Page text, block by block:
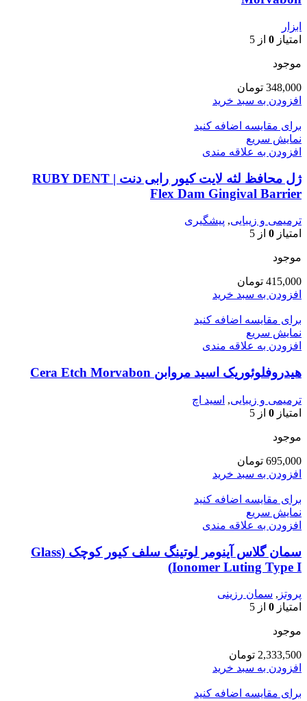
ابزار
امتیاز 0 از 5
موجود
348,000 تومان
افزودن به سبد خرید
برای مقایسه اضافه کنید
نمایش سریع
افزودن به علاقه مندی
ژل محافظ لثه لایت کیور رابی دنت | RUBY DENT
Flex Dam Gingival Barrier
ترمیمی و زیبایی, پیشگیری
امتیاز 0 از 5
موجود
415,000 تومان
افزودن به سبد خرید
برای مقایسه اضافه کنید
نمایش سریع
افزودن به علاقه مندی
هیدروفلوئوریک اسید مروابن Cera Etch Morvabon
ترمیمی و زیبایی, اسید اچ
امتیاز 0 از 5
موجود
695,000 تومان
افزودن به سبد خرید
برای مقایسه اضافه کنید
نمایش سریع
افزودن به علاقه مندی
سمان گلاس آینومر لوتینگ سلف کیور کوچک (Glass
Ionomer Luting Type I)
پروتز , سمان رزینی
امتیاز 0 از 5
موجود
2,333,500 تومان
افزودن به سبد خرید
برای مقایسه اضافه کنید